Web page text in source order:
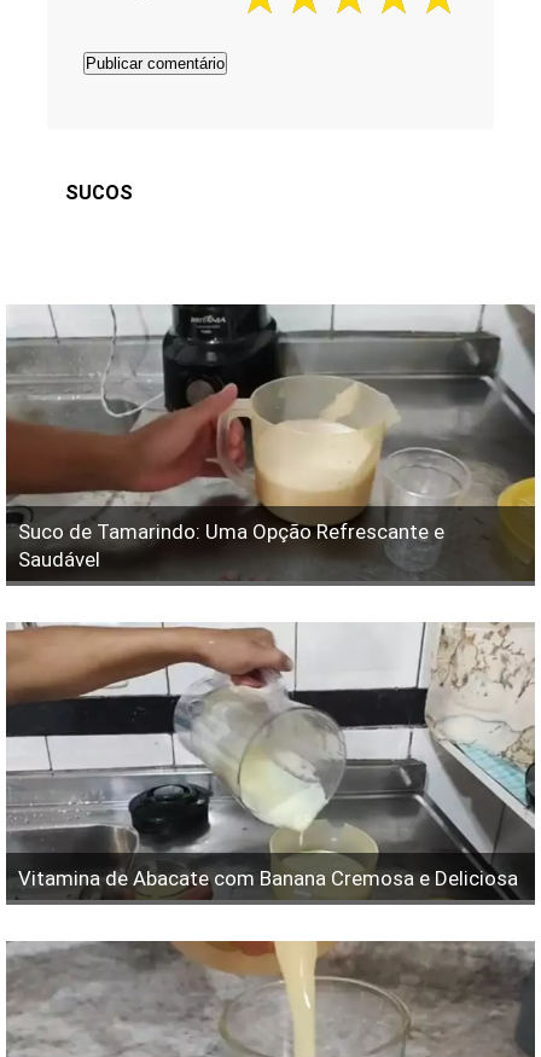
SUCOS
Suco de Tamarindo: Uma Opção Refrescante e
Saudável
Vitamina de Abacate com Banana Cremosa e Deliciosa